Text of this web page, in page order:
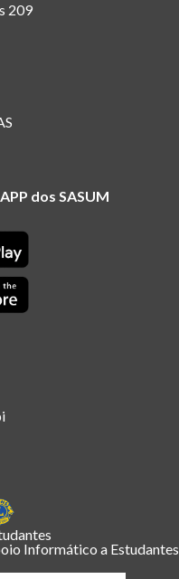
209
dos SASUM
Informático a Estudantes